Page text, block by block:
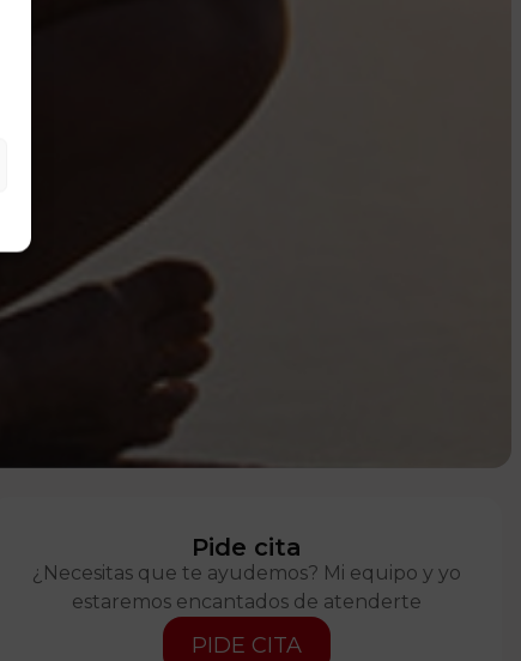
Pide cita
¿Necesitas que te ayudemos? Mi equipo y yo
estaremos encantados de atenderte
PIDE CITA